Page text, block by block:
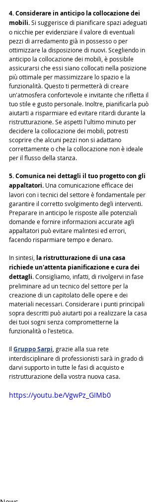
4. Considerare in anticipo la collocazione dei
mobili. Si suggerisce di pianificare spazi adeguati
o nicchie per evidenziare il valore di eventuali
pezzi di arredamento già in possesso o per
ottimizzare la disposizione di nuovi. Scegliendo in
anticipo la collocazione dei mobili, è possibile
assicurarsi che essi siano collocati nella posizione
più ottimale per massimizzare lo spazio e la
funzionalità. Questo ti permetterà di creare
un'atmosfera confortevole e invitante che rifletta il
tuo stile e gusto personale. Inoltre, pianificarla può
aiutarti a risparmiare ed evitare ritardi durante la
ristrutturazione. Se aspetti l'ultimo minuto per
decidere la collocazione dei mobili, potresti
scoprire che alcuni pezzi non si adattano
correttamente o che la collocazione non è ideale
per il flusso della stanza.
5. Comunica nei dettagli il tuo progetto con gli
appaltatori. Una comunicazione efficace dei
lavori con i tecnici del settore è fondamentale per
garantire il corretto svolgimento degli interventi.
Preparare in anticipo le risposte alle potenziali
domande e fornire informazioni accurate agli
appaltatori può evitare malintesi ed errori,
facendo risparmiare tempo e denaro.
In sintesi, la ristrutturazione di una casa
richiede un'attenta pianificazione e cura dei
dettagli. Consigliamo, infatti, di rivolgervi in fase
preliminare ad un tecnico del settore per la
creazione di un capitolato delle opere e dei
materiali necessari. Considerare i punti principali
sopra descritti può aiutarti poi a realizzare la casa
dei tuoi sogni senza comprometterne la
funzionalità o l'estetica.
Il Gruppo Sarpi, grazie alla sua rete
interdisciplinare di professionisti sarà in grado di
darvi supporto in tutte le fasi di acquisto e
ristrutturazione della vostra nuova casa.
https://youtu.be/VgwPz_GIMb0